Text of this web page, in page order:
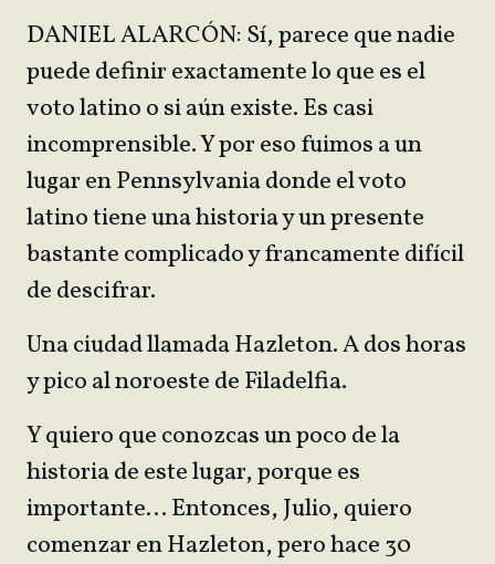
DANIEL ALARCÓN: Sí, parece que nadie
puede definir exactamente lo que es el
voto latino o si aún existe. Es casi
incomprensible. Y por eso fuimos a un
lugar en Pennsylvania donde el voto
latino tiene una historia y un presente
bastante complicado y francamente difícil
de descifrar.
Una ciudad llamada Hazleton. A dos horas
y pico al noroeste de Filadelfia.
Y quiero que conozcas un poco de la
historia de este lugar, porque es
importante… Entonces, Julio, quiero
comenzar en Hazleton, pero hace 30